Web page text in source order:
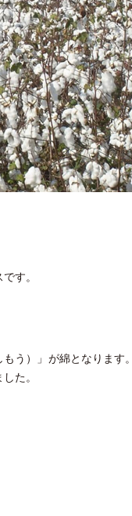
す。
う）」が綿となります。
た。